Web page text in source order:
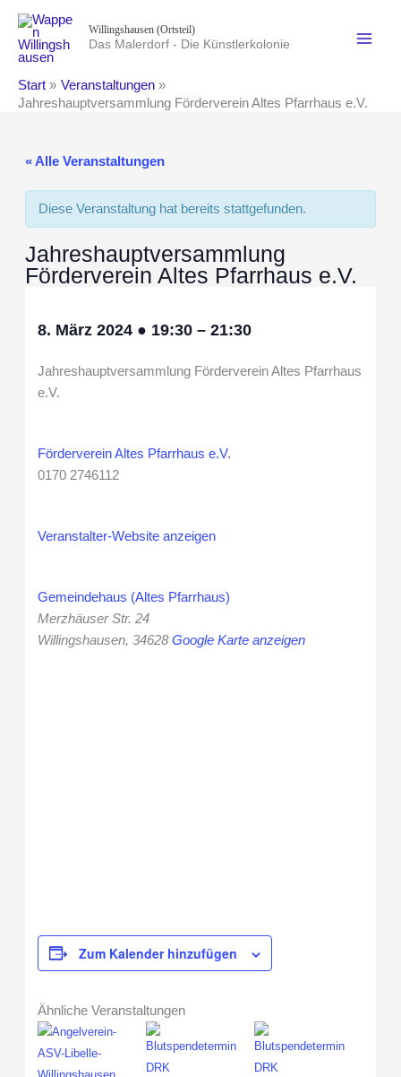
Inhalt
springen
Willingshausen (Ortsteil)
Das Malerdorf - Die Künstlerkolonie
Start
Veranstaltungen
Jahreshauptversammlung Förderverein Altes Pfarrhaus e.V.
« Alle Veranstaltungen
Diese Veranstaltung hat bereits stattgefunden.
Jahreshauptversammlung
Förderverein Altes Pfarrhaus e.V.
8. März 2024 ● 19:30–21:30
Jahreshauptversammlung Förderverein Altes Pfarrhaus
e.V.
Förderverein Altes Pfarrhaus e.V.
0170 2746112
Veranstalter-Website anzeigen
Gemeindehaus (Altes Pfarrhaus)
Merzhäuser Str. 24
Willingshausen, 34628 Google Karte anzeigen
Zum Kalender hinzufügen
Ähnliche Veranstaltungen